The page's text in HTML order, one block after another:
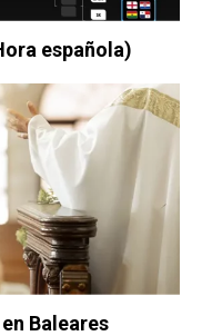
española)
Baleares